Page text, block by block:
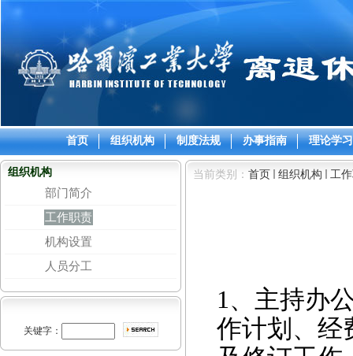
首页 组织机构 制度法规 办事指南 理论学习
组织机构
部门简介
工作职责
机构设置
人员分工
关键字：
当前类别： 首页 组织机构 工
1、主持办
作计划、经